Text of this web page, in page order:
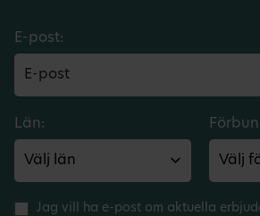
E-post:
Län:
Jag vill ha e-post om aktuella